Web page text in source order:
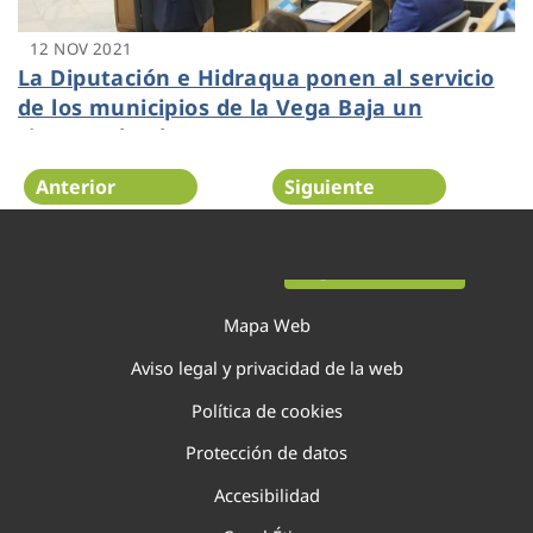
12 NOV 2021
La Diputación e Hidraqua ponen al servicio
de los municipios de la Vega Baja un
sistema de alerta temprana ante
inundaciones
Anterior Siguiente
Mapa Web
Aviso legal y privacidad de la web
Política de cookies
Protección de datos
Accesibilidad